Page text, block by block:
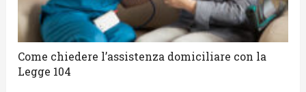
Come chiedere l’assistenza domiciliare con la
Legge 104